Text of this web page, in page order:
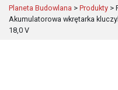
Planeta Budowlana > Produkty >
Akumulatorowa wkrętarka
18,0 V